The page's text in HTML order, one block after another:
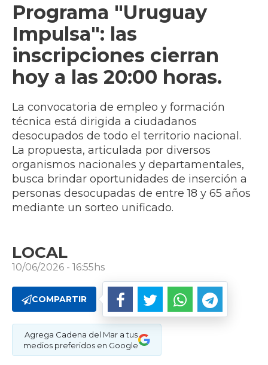
Programa "Uruguay
Impulsa": las
inscripciones cierran
hoy a las 20:00 horas.
La convocatoria de empleo y formación
técnica está dirigida a ciudadanos
desocupados de todo el territorio nacional.
La propuesta, articulada por diversos
organismos nacionales y departamentales,
busca brindar oportunidades de inserción a
personas desocupadas de entre 18 y 65 años
mediante un sorteo unificado.
LOCAL
10/06/2026 - 16:55hs
COMPARTIR
Agrega Cadena del Mar a tus
medios preferidos en Google